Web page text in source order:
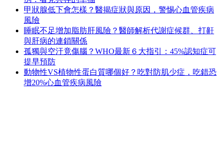
甲狀腺低下會怎樣？醫揭症狀與原因，警惕心血管疾病
風險
睡眠不足增加脂肪肝風險？醫師解析代謝症候群、打鼾
與肝病的連鎖關係
孤獨與空汙竟傷腦？WHO最新６大指引：45%認知症可
提早預防
動物性VS植物性蛋白質哪個好？吃對防肌少症，吃錯恐
增20%心血管疾病風險